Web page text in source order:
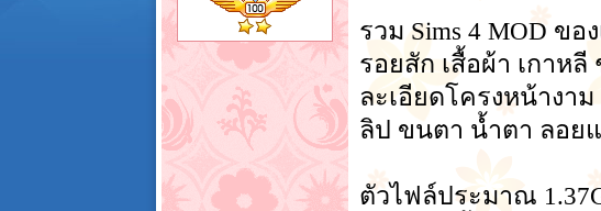
รวม Sims 4 MOD ข
รอยสัก เสื้อผ้า เกาห
ละเอียดโครงหน้างา
ลิป ขนตา น้ำตา ลอยแ
ตัวไฟล์ประมาณ